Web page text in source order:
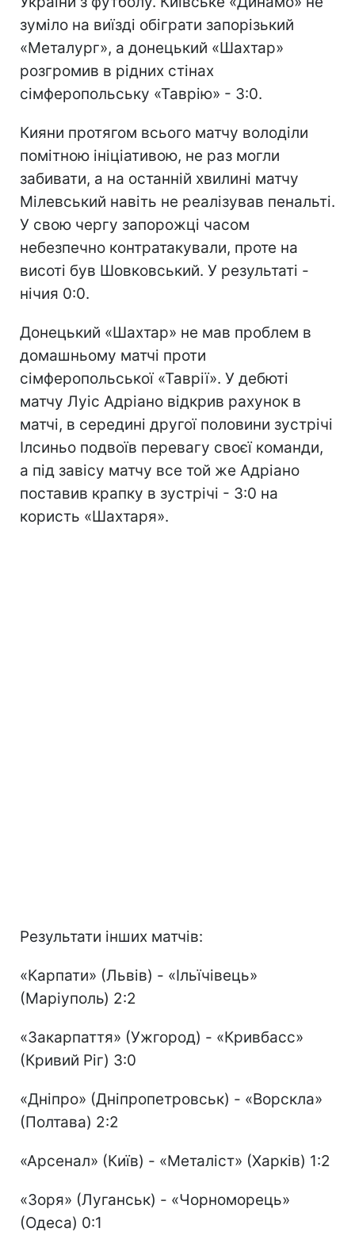
зуміло на виїзді обіграти запорізький
«Металург», а донецький «Шахтар»
розгромив в рідних стінах
сімферопольську «Таврію» - 3:0.
Кияни протягом всього матчу володіли
помітною ініціативою, не раз могли
забивати, а на останній хвилині матчу
Мілевський навіть не реалізував пенальті.
У свою чергу запорожці часом
небезпечно контратакували, проте на
висоті був Шовковський. У результаті -
нічия 0:0.
Донецький «Шахтар» не мав проблем в
домашньому матчі проти
сімферопольської «Таврії». У дебюті
матчу Луіс Адріано відкрив рахунок в
матчі, в середині другої половини зустрічі
Ілсиньо подвоїв перевагу своєї команди,
а під завісу матчу все той же Адріано
поставив крапку в зустрічі - 3:0 на
користь «Шахтаря».
Результати інших матчів:
«Карпати» (Львів) - «Ільїчівець»
(Маріуполь) 2:2
«Закарпаття» (Ужгород) - «Кривбасс»
(Кривий Ріг) 3:0
«Дніпро» (Дніпропетровськ) - «Ворскла»
(Полтава) 2:2
«Арсенал» (Київ) - «Металіст» (Харків) 1:2
«Зоря» (Луганськ) - «Чорноморець»
(Одеса) 0:1